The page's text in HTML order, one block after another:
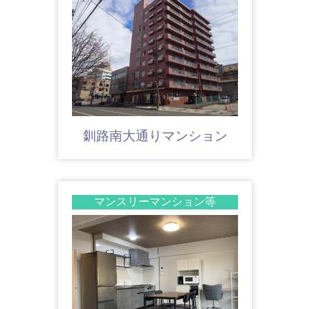
釧路南大通りマンション
マンスリーマンション等